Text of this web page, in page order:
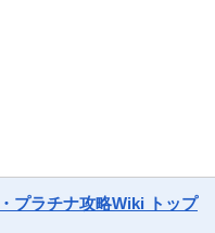
プラチナ攻略Wiki トップ